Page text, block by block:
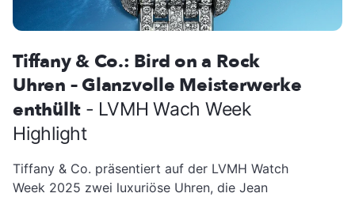
Tiffany & Co.: Bird on a Rock
Uhren – Glanzvolle Meisterwerke
enthüllt - LVMH Wach Week
Highlight
Tiffany & Co. präsentiert auf der LVMH Watch
Week 2025 zwei luxuriöse Uhren, die Jean